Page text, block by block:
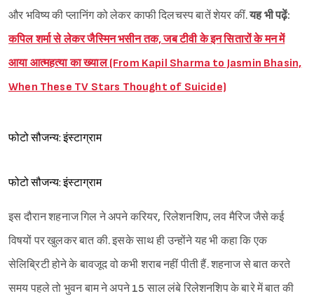
और भविष्य की प्लानिंग को लेकर काफी दिलचस्प बातें शेयर कीं.यह भी पढ़ें:
कपिल शर्मा से लेकर जैस्मिन भसीन तक, जब टीवी के इन सितारों के मन में
आया आत्महत्या का ख्याल (From Kapil Sharma to Jasmin Bhasin,
When These TV Stars Thought of Suicide)
फोटो सौजन्य: इंस्टाग्राम
फोटो सौजन्य: इंस्टाग्राम
इस दौरान शहनाज गिल ने अपने करियर, रिलेशनशिप, लव मैरिज जैसे कई
विषयों पर खुलकर बात की. इसके साथ ही उन्होंने यह भी कहा कि एक
सेलिब्रिटी होने के बावजूद वो कभी शराब नहीं पीती हैं. शहनाज से बात करते
समय पहले तो भुवन बाम ने अपने 15 साल लंबे रिलेशनशिप के बारे में बात की